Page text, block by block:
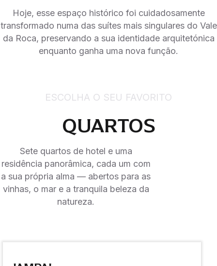
Hoje, esse espaço histórico foi cuidadosamente
transformado numa das suítes mais singulares do Vale
da Roca, preservando a sua identidade arquitetónica
enquanto ganha uma nova função.
ESCOLHA O SEU FAVORITO
QUARTOS
Sete quartos de hotel e uma
residência panorâmica, cada um com
a sua própria alma — abertos para as
vinhas, o mar e a tranquila beleza da
natureza.